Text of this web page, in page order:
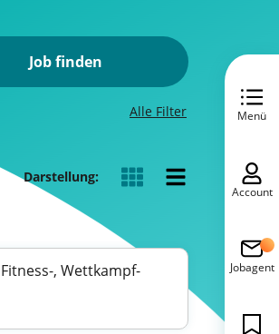
Job finden
Alle Filter
Darstellung:
, Wettkampf-
Menü
Account
Jobagent